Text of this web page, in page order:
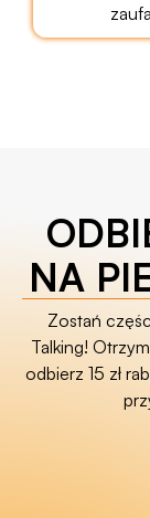
NA
Zostań
Talking!
odbierz 15 zł